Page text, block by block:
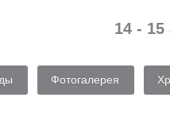
14 - 15
Фотогалерея